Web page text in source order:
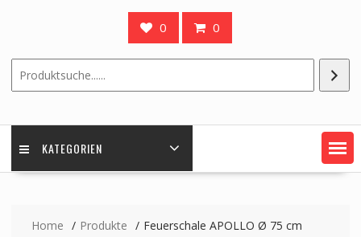
0 0
KATEGORIEN
Home Produkte Feuerschale APOLLO Ø 75 cm